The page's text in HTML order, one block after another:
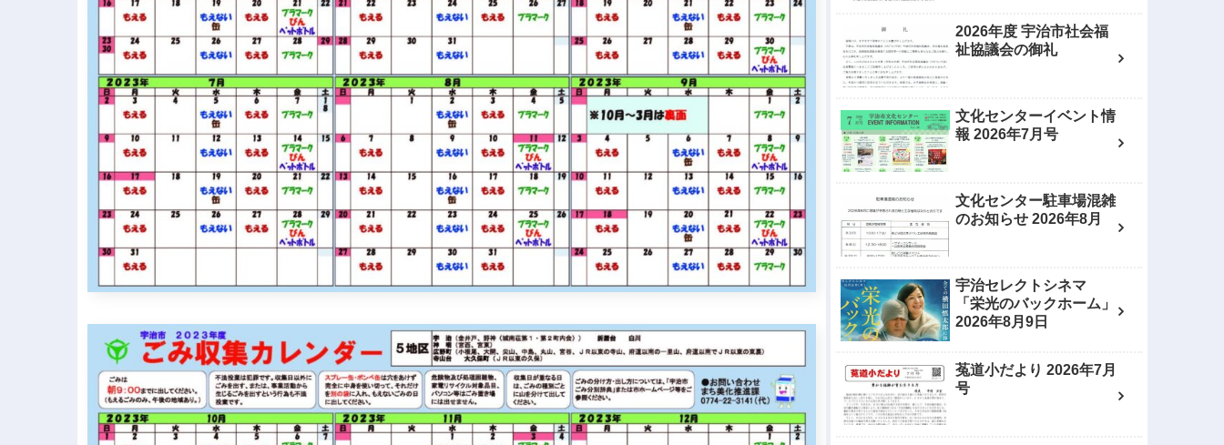
2026年度 宇治市社会福
祉協議会の御礼
文化センターイベント情
報 2026年7月号
文化センター駐車場混雑
のお知らせ 2026年8月
宇治セレクトシネマ
「栄光のバックホーム」
2026年8月9日
菟道小だより 2026年7月
号